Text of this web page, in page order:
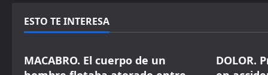
ESTO TE INTERESA
MACABRO. El cuerpo de un
DOLOR.